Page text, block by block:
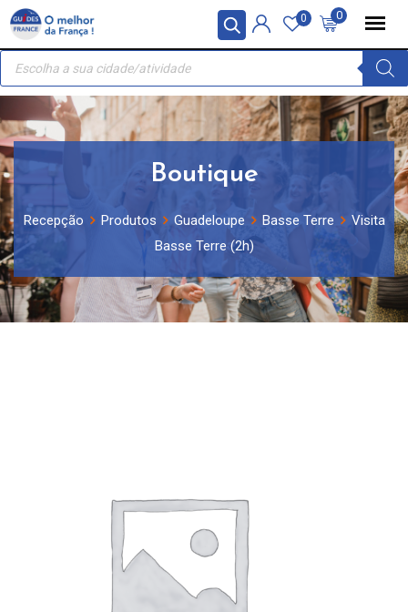
Painel de Gerenciamento de Cookies
Skip
content
0
0
Recherche
produits
Boutique
Recepção Produtos Guadeloupe Basse Terre
Visita
Basse Terre (2h)